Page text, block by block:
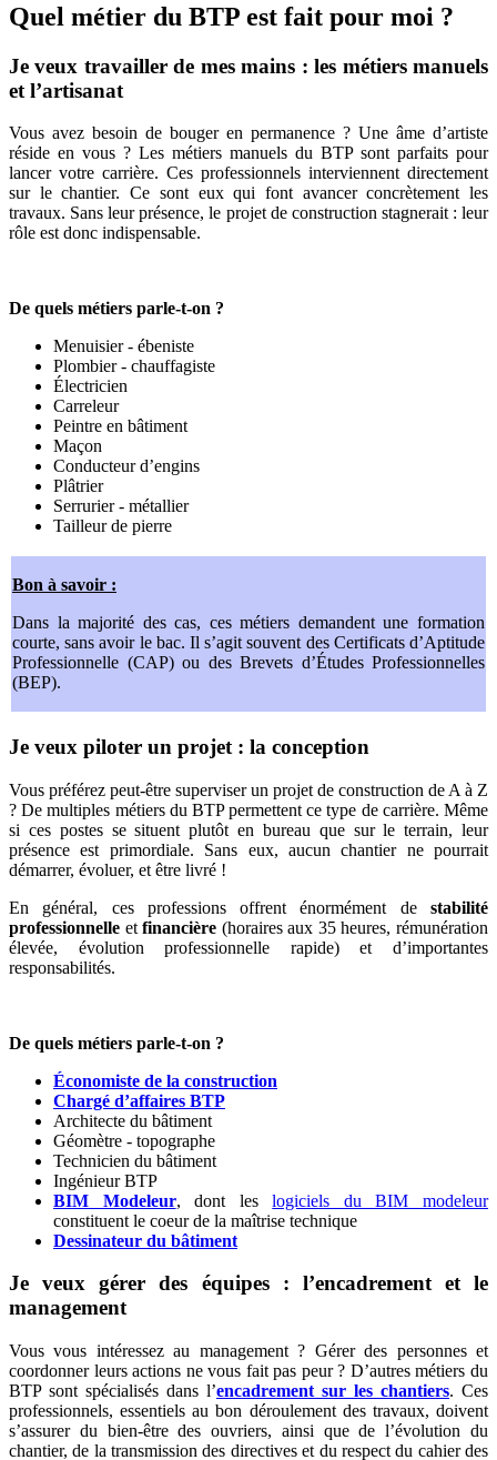
Quel métier du BTP est fait pour moi ?
Je veux travailler de mes mains : les métiers manuels
et l’artisanat
Vous avez besoin de bouger en permanence ? Une âme d’artiste
réside en vous ? Les métiers manuels du BTP sont parfaits pour
lancer votre carrière. Ces professionnels interviennent directement
sur le chantier. Ce sont eux qui font avancer concrètement les
travaux. Sans leur présence, le projet de construction stagnerait : leur
rôle est donc indispensable.
De quels métiers parle-t-on ?
Menuisier - ébeniste
Plombier - chauffagiste
Électricien
Carreleur
Peintre en bâtiment
Maçon
Conducteur d’engins
Plâtrier
Serrurier - métallier
Tailleur de pierre
Bon à savoir :
Dans la majorité des cas, ces métiers demandent une formation
courte, sans avoir le bac. Il s’agit souvent des Certificats d’Aptitude
Professionnelle (CAP) ou des Brevets d’Études Professionnelles
(BEP).
Je veux piloter un projet : la conception
Vous préférez peut-être superviser un projet de construction de A à Z
? De multiples métiers du BTP permettent ce type de carrière. Même
si ces postes se situent plutôt en bureau que sur le terrain, leur
présence est primordiale. Sans eux, aucun chantier ne pourrait
démarrer, évoluer, et être livré !
En général, ces professions offrent énormément de stabilité
professionnelle etfinancière (horaires aux 35 heures, rémunération
élevée, évolution professionnelle rapide) et d’importantes
responsabilités.
De quels métiers parle-t-on ?
Économiste de la construction
Chargé d’affaires BTP
Architecte du bâtiment
Géomètre - topographe
Technicien du bâtiment
Ingénieur BTP
BIM Modeleur, dont leslogiciels du BIM modeleur
constituent le coeur de la maîtrise technique
Dessinateur du bâtiment
Je veux gérer des équipes : l’encadrement et le
management
Vous vous intéressez au management ? Gérer des personnes et
coordonner leurs actions ne vous fait pas peur ? D’autres métiers du
BTP sont spécialisés dans l’encadrement sur les chantiers. Ces
professionnels, essentiels au bon déroulement des travaux, doivent
s’assurer du bien-être des ouvriers, ainsi que de l’évolution du
chantier, de la transmission des directives et du respect du cahier des